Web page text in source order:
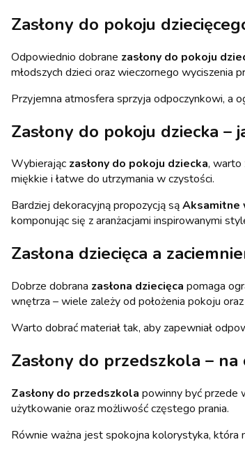
Zasłony do pokoju
Odpowiednio dobrane zasłony do pokoju
młodszych dzieci oraz wieczornego wyciszenia
Przyjemna atmosfera sprzyja odpoczynkowi, a
Zasłony do pokoju dziecka –
Wybierając zasłony do pokoju dziecka, warto
miękkie i łatwe do utrzymania w czystości.
Bardziej dekoracyjną propozycją sąAksamitne
komponując się z aranżacjami inspirowanymi
Zasłona dziecięca a
Dobrze dobrana zasłona dziecięca pomaga
wnętrza – wiele zależy od położenia pokoju
Warto dobrać materiał tak, aby zapewniał
Zasłony do przedszkola – na
Zasłony do przedszkola powinny być przede
użytkowanie oraz możliwość częstego prania.
Równie ważna jest spokojna kolorystyka, która